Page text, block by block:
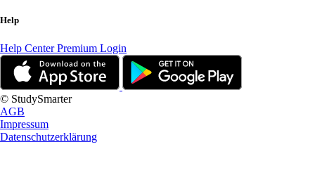
Help
Help CenterPremium Login
© StudySmarter
AGB
Impressum
Datenschutzerklärung